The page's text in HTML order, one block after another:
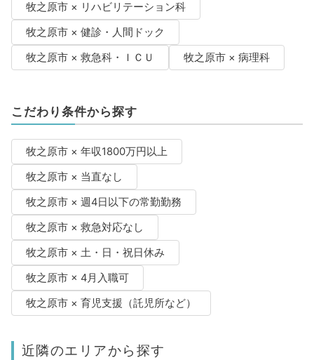
牧之原市 × リハビリテーション科
牧之原市 × 健診・人間ドック
牧之原市 × 救急科・ＩＣＵ
牧之原市 × 病理科
こだわり条件から探す
牧之原市 × 年収1800万円以上
牧之原市 × 当直なし
牧之原市 × 週4日以下の常勤勤務
牧之原市 × 救急対応なし
牧之原市 × 土・日・祝日休み
牧之原市 × 4月入職可
牧之原市 × 育児支援（託児所など）
近隣のエリアから探す